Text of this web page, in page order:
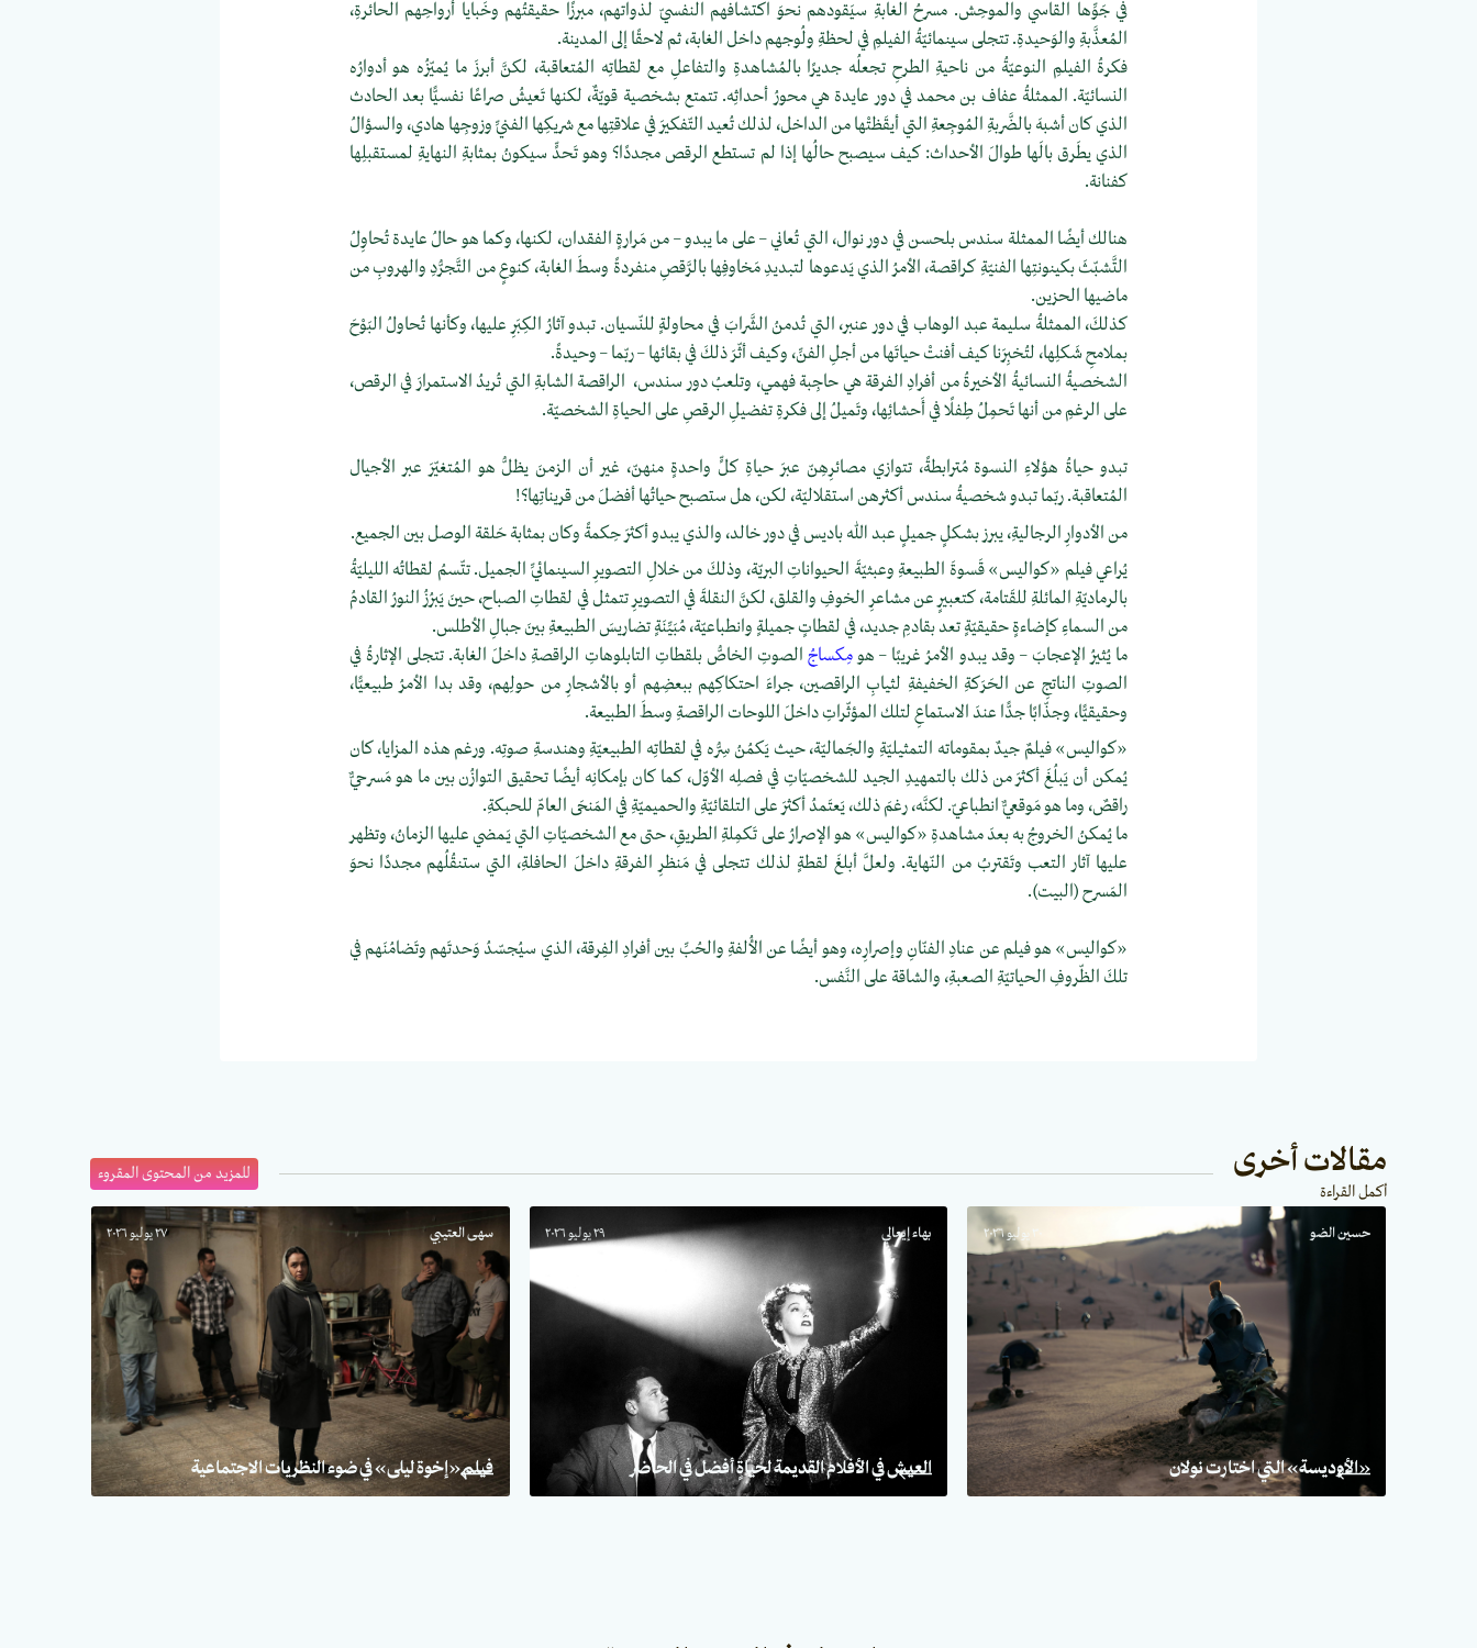
في جَوِّها القاسي والموحِش. مسرحُ الغابةِ سيَقودهم نحوَ اكتشافهم النفسيّ لذواتهم، مبرزًا حقيقتُهم وخَبايا أرواحِهم الحائرةِ،
المُعذَّبةِ والوَحيدةِ. تتجلى سينمائيّةُ الفيلمِ في لحظةِ ولُوجهم داخل الغابة، ثم لاحقًا إلى المدينة.
فكرةُ الفيلمِ النوعيّةُ من ناحيةِ الطرحِ تجعلُه جديرًا بالمُشاهدةِ والتفاعلِ مع لقطاتِه المُتعاقبة، لكنَّ أبرزَ ما يُميّزُه هو أدوارُه
النسائيّة. الممثلةُ عفاف بن محمد في دور عايدة هي محورُ أحداثِه. تتمتع بشخصية قويّةٌ، لكنها تَعيشُ صراعًا نفسيًّا بعد الحادث
الذي كان أشبهَ بالضَّربةِ المُوجِعةِ التي أيقَظتْها من الداخل، لذلك تُعيد التّفكيرَ في علاقتِها مع شريكِها الفنيِّ وزوجِها هادي، والسؤالُ
الذي يطَرق بالَها طوالَ الأحداث: كيف سيصبح حالُها إذا لم تستطع الرقص مجددًا؟ وهو تَحدٍّ سيكونُ بمثابةِ النهايةِ لمستقبلِها
كفنانة.
هنالك أيضًا الممثلة سندس بلحسن في دور نوال، التي تُعاني – على ما يبدو – من مَرارةٍ الفقدان، لكنها، وكما هو حالُ عايدة تُحاوِلُ
التَّشبّثَ بكينونتِها الفنيّةِ كراقصة، الأمرُ الذي يَدعوها لتبديدِ مَخاوفِها بالرَّقصِ منفردةً وسطَ الغابة، كنوعٍ من التَّجرُّدِ والهروبِ من
ماضيها الحزين.
كذلكَ، الممثلةُ سليمة عبد الوهاب في دور عنبر، التي تُدمنُ الشَّرابَ في محاولةٍ للنّسيان. تبدو آثارُ الكِبَرِ عليها، وكأنها تُحاولُ البَوْحَ
بملامحِ شَكلِها، لتُخبِرَنا كيف أفنتْ حياتَها من أجلِ الفنِّ، وكيف أثّرَ ذلكَ في بقائها – ربّما – وحيدةً.
الشخصيةُ النسائيةُ الأخيرةُ من أفرادِ الفرقة هي حاجِبة فهمي، وتلعبُ دور سندس، الراقصة الشابةِ التي تُريدُ الاستمرارَ في الرقص،
على الرغمِ من أنها تَحمِلُ طِفلًا في أَحشائِها، وتَميلُ إلى فكرةِ تفضيلِ الرقصِ على الحياةِ الشخصيّة.
تبدو حياةُ هؤلاءِ النسوة مُترابطةً، تتوازي مصائرِهِنّ عبرَ حياةِ كلٍّ واحدةٍ منهنّ، غير أن الزمنَ يظلُّ هو المُتغيّرَ عبر الأجيال
المُتعاقبة. ربّما تبدو شخصيةُ سندس أكثرهن استقلاليّة، لكن، هل ستصبح حياتُها أفضلَ من قريناتِها؟!
من الأدوارِ الرجاليةِ، يبرز بشكلٍ جميلٍ عبد الله باديس في دور خالد، والذي يبدو أكثرَ حِكمةً وكان بمثابة حَلقة الوصل بين الجميع.
يُراعي فيلم «كواليس» قَسوةَ الطبيعةِ وعبثيّةَ الحيواناتِ البريّة، وذلكَ من خلالِ التصويرِ السينمائيِّ الجميل. تتّسمُ لقطاتُه الليليّةُ
بالرماديّةِ المائلةِ للقَتامة، كتعبيرٍ عن مشاعرِ الخوفِ والقلق، لكنَّ النقلةَ في التصويرِ تتمثل في لقطاتِ الصباح، حينَ يَبرُزُ النورُ القادمُ
من السماءِ كإضاءةٍ حقيقيّةٍ تعد بقادمِ جديد، في لقطاتٍ جميلةٍ وانطباعيّة، مُبَيِّنَةٍ تضاريسَ الطبيعةِ بينَ جبالِ الأطلس.
ما يُثيرُ الإعجابَ – وقد يبدو الأمرُ غريبًا – هو مِكساجُ الصوتِ الخاصُّ بلقطاتِ التابلوهاتِ الراقصةِ داخلَ الغابة. تتجلى الإثارةُ في
الصوتِ الناتجِ عن الحَرَكةِ الخفيفةِ لثيابِ الراقصين، جراءَ احتكاكِهم ببعضِهم أو بالأشجارِ من حولِهم، وقد بدا الأمرُ طبيعيًّا،
وحقيقيًّا، وجذّابًا جدًّا عندَ الاستماعِ لتلك المؤثّراتِ داخلَ اللوحات الراقصةِ وسطَ الطبيعة.
«كواليس» فيلمٌ جيدٌ بمقوماته التمثيليّةِ والجَماليّة، حيث يَكمُنُ سِرُّه في لقطاتِه الطبيعيّةِ وهندسةِ صوتِه. ورغم هذه المزايا، كان
يُمكن أن يَبلُغَ أكثرَ من ذلك بالتمهيدِ الجيد للشخصيّاتِ في فصلِه الأوّل، كما كان بإمكانِه أيضًا تحقيق التوازُن بين ما هو مَسرحيٌّ
راقصٌ، وما هو مَوقعيٌّ انطباعيّ. لكنَّه، رغمَ ذلك، يَعتَمدُ أكثرَ على التلقائيّةِ والحميميّةِ في المَنحَى العامّ للحبكةِ.
ما يُمكنُ الخروجُ به بعدَ مشاهدةِ «كواليس» هو الإصرارُ على تَكمِلةِ الطريقِ، حتى مع الشخصيّاتِ التي يَـمضي عليها الزمانُ، وتظهر
عليها آثار التعب وتَقتربُ من النّهاية. ولعلَّ أبلغَ لقطةٍ لذلك تتجلى في مَنظرِ الفرقةِ داخلَ الحافلةِ، التي ستنقُلُهم مجددًا نحوَ
المَسرح (البيت).
«كواليس» هو فيلم عن عنادِ الفنّانِ وإصرارِه، وهو أيضًا عن الأُلفةِ والحُبِّ بين أفرادِ الفِرقة، الذي سيُجسّدُ وَحدتَهم وتَضامُنَهم في
تلكَ الظّروفِ الحياتيّةِ الصعبةِ، والشاقة على النَّفس.
مقالات أخرى
أكمل القراءة
للمزيد من المحتوى المقروء
حسين الضو ٣٠ يوليو ٢٠٢٦
«الأوديسة» التي اختارت نولان
بهاء إيعالي ٢٩ يوليو ٢٠٢٦
العيش في الأفلام القديمة لحياةٍ أفضل في الحاضر
سهى العتيبي ٢٧ يوليو ٢٠٢٦
فيلم «إخوة ليلى» في ضوء النظريات الاجتماعية